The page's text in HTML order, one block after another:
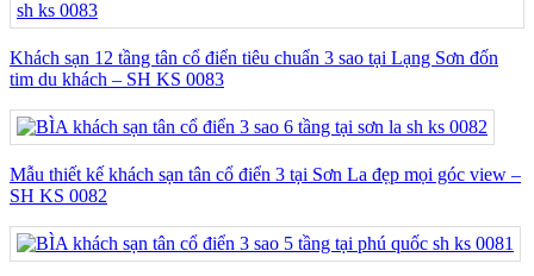
Khách sạn 12 tầng tân cổ điển tiêu chuẩn 3 sao tại Lạng Sơn đốn
tim du khách – SH KS 0083
Mẫu thiết kế khách sạn tân cổ điển 3 tại Sơn La đẹp mọi góc view –
SH KS 0082